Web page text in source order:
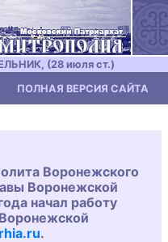
(28 июля ст.)
ПОЛНАЯ ВЕРСИЯ САЙТА
Воронежского
Воронежской
начал работу
.